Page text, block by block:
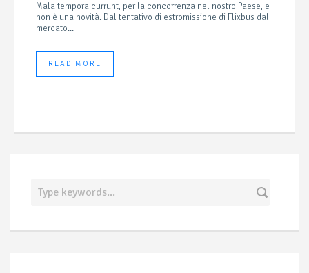
Mala tempora currunt, per la concorrenza nel nostro Paese, e
non è una novità. Dal tentativo di estromissione di Flixbus dal
mercato...
READ MORE